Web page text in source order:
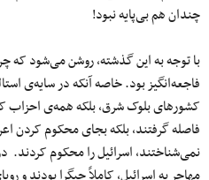
چندان هم بی‌پایه نبود!
با توجه به این گذشته، روشن می‌شود
فاجعه‌انگیز بود. خاصه آنکه در سایه‌ی
کشورهای بلوک شرق، بلکه همه‌ی احزاب
فاصله گرفتند، بلکه بجای محکوم کردن
نمی‌شناختند، اسرائیل را محکوم کردند.